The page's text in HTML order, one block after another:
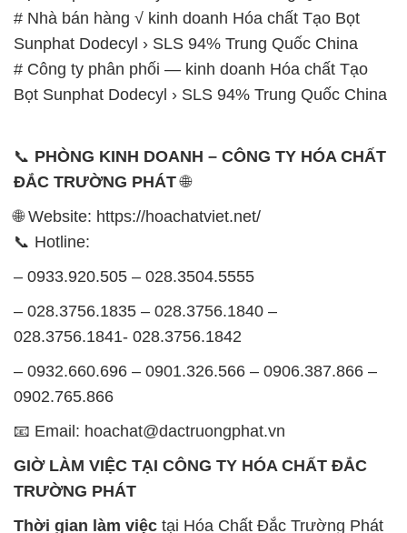
📞 Hotline:
– 0933.920.505 – 028.3504.5555
– 028.3756.1835 – 028.3756.1840 –
– 0932.660.696 – 0901.326.566 – 0906.387.866 –
0902.765.866
📧 Email: hoachat@dactruongphat.vn
GIỜ LÀM VIỆC TẠI CÔNG TY HÓA CHẤT ĐẮC
TRƯỜNG PHÁT
Thời gian làm việctại Hóa Chất Đắc Trường Phát
được tổ chức như sau:
Thứ 2 đến thứ 6: Buổi sáng: từ 8h đến 11h – Buổi
chiều: từ 12h30 đến 17h
Thứ 7: Buổi sáng: từ 8h đến 11h – Buổi chiều: từ
Chủ nhật: Nghỉ chủ nhật hàng tuần
Chúng tôi rất trân trọng thời gian và cam kết tuân